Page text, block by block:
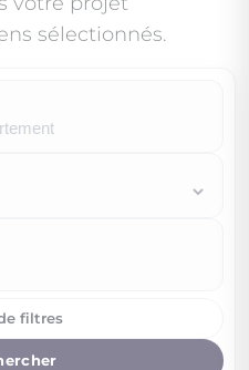
sélectionnés.
filtres